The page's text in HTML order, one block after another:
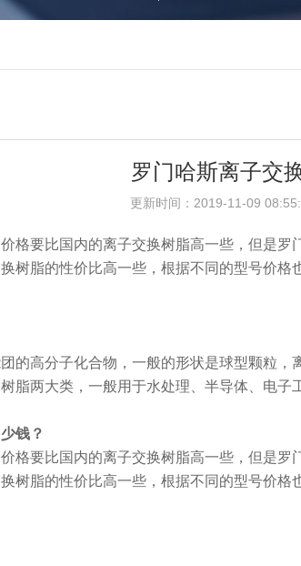
罗门哈斯离子交
更新时间：2019-11-09
格要比国内的离子交换树脂高一些，但是
树脂的性价比高一些，根据不同的型号价
的高分子化合物，一般的形状是球型颗粒
脂两大类，一般用于水处理、半导体、电子
钱？
格要比国内的离子交换树脂高一些，但是
树脂的性价比高一些，根据不同的型号价